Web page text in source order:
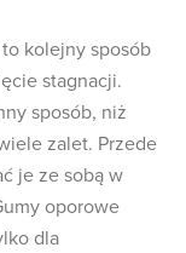
kolejny sposób
stagnacji.
sposób, niż
zalet. Przede
je ze sobą w
oporowe
dla